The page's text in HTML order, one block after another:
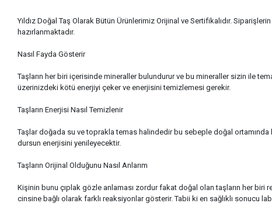
Yıldız Doğal Taş Olarak Bütün Ürünlerimiz Orijinal ve Sertifikalıdır.
hazırlanmaktadır.
Nasıl Fayda Gösterir
Taşların her biri içerisinde mineraller bulundurur ve bu mineraller sizin ile
üzerinizdeki kötü enerjiyi çeker ve enerjisini temizlemesi gerekir.
Taşların Enerjisi Nasıl Temizlenir
Taşlar doğada su ve toprakla temas halindedir bu sebeple doğal ortamında
dursun enerjisini yenileyecektir.
Taşların Orijinal Olduğunu Nasıl Anlarım
Kişinin bunu çıplak gözle anlaması zordur fakat doğal olan taşların her biri
cinsine bağlı olarak farklı reaksiyonlar gösterir. Tabii ki en sağlıklı sonucu